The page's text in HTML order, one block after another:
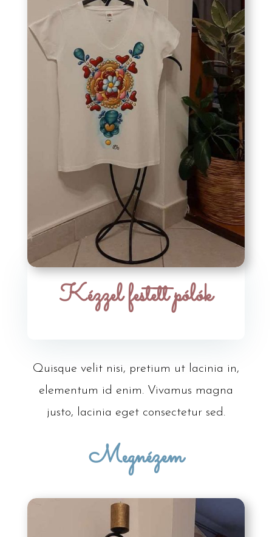
Kézzel festett pólók
Quisque velit nisi, pretium ut lacinia in,
elementum id enim. Vivamus magna
justo, lacinia eget consectetur sed.
Megnézem